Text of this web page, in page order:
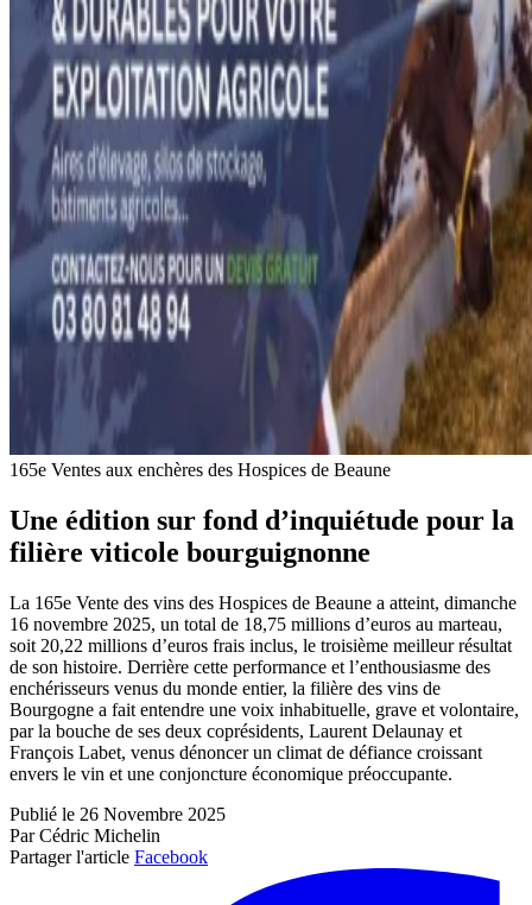
165e Ventes aux enchères des Hospices de Beaune
Une édition sur fond d’inquiétude pour la
filière viticole bourguignonne
La 165e Vente des vins des Hospices de Beaune a atteint, dimanche
16 novembre 2025, un total de 18,75 millions d’euros au marteau,
soit 20,22 millions d’euros frais inclus, le troisième meilleur résultat
de son histoire. Derrière cette performance et l’enthousiasme des
enchérisseurs venus du monde entier, la filière des vins de
Bourgogne a fait entendre une voix inhabituelle, grave et volontaire,
par la bouche de ses deux coprésidents, Laurent Delaunay et
François Labet, venus dénoncer un climat de défiance croissant
envers le vin et une conjoncture économique préoccupante.
Publié le 26 Novembre 2025
Par Cédric Michelin
Partager l'article Facebook